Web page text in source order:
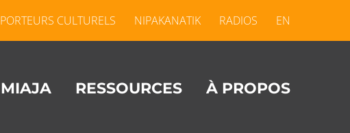
PORTEURS CULTURELS NIPAKANATIK RADIOS EN
MIAJA RESSOURCES À PROPOS